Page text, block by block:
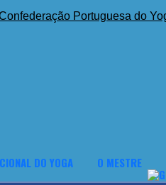
DO YOGA O MESTRE